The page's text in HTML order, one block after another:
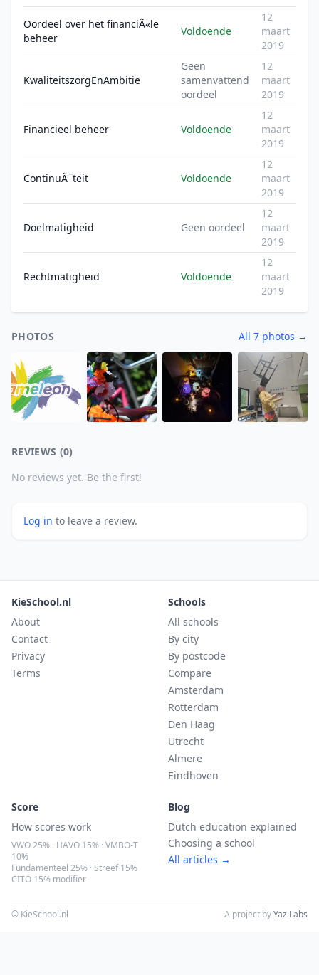
Oordeel over het financiÃ«le
beheer
Voldoende
12
maart
2019
KwaliteitszorgEnAmbitie
Geen
samenvattend
oordeel
12
maart
2019
Financieel beheer Voldoende
12
maart
2019
ContinuÃ¯teit Voldoende
12
maart
2019
Doelmatigheid Geen oordeel
12
maart
2019
Rechtmatigheid Voldoende
12
maart
2019
PHOTOS All 7 photos →
REVIEWS (0)
No reviews yet. Be the first!
Log in to leave a review.
KieSchool.nl
About
Contact
Privacy
Terms
Schools
All schools
By city
By postcode
Compare
Amsterdam
Rotterdam
Den Haag
Utrecht
Almere
Eindhoven
Score
How scores work
VWO 25% · HAVO 15% · VMBO-T
10%
Fundamenteel 25% · Streef 15%
CITO 15% modifier
Blog
Dutch education explained
Choosing a school
All articles →
© KieSchool.nl A project byYaz Labs